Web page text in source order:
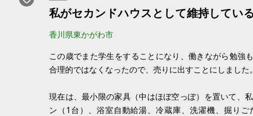
私がセカンドハウスとして維持してい
香川県東かがわ市
この歳でまた学生をすることになり、働きながら勉強
合理的ではなくなったので、売りに出すことにしました。
現在は、最小限の家具（中はほぼ空っぽ）を置いて、
ン（1台）、浴室自動給湯、冷蔵庫、洗濯機、掘り